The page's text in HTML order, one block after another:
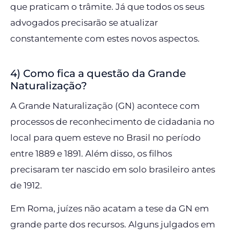
que praticam o trâmite. Já que todos os seus
advogados precisarão se atualizar
constantemente com estes novos aspectos.
4) Como fica a questão da Grande
Naturalização?
A Grande Naturalização (GN) acontece com
processos de reconhecimento de cidadania no
local para quem esteve no Brasil no período
entre 1889 e 1891. Além disso, os filhos
precisaram ter nascido em solo brasileiro antes
de 1912.
Em Roma, juízes não acatam a tese da GN em
grande parte dos recursos. Alguns julgados em